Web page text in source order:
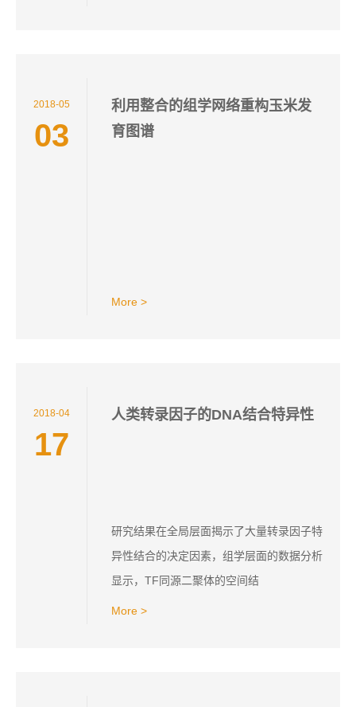
2018-05
03
利用整合的组学网络重构玉米发
育图谱
More >
2018-04
17
人类转录因子的DNA结合特异性
研究结果在全局层面揭示了大量转录因子特
异性结合的决定因素，组学层面的数据分析
显示，TF同源二聚体的空间结
More >